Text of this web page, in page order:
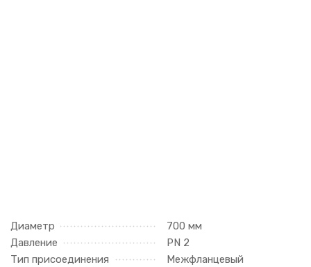
Диаметр
700 мм
Давление
PN 2
Тип присоединения
Межфланцевый